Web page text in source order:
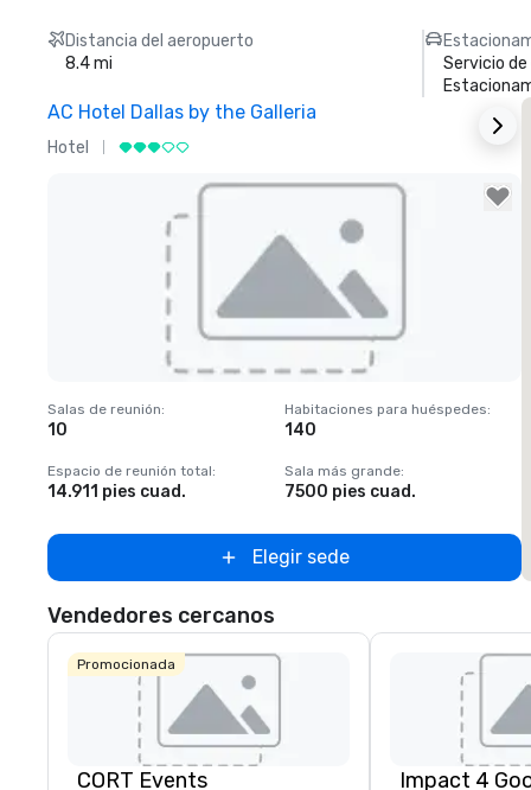
Distancia del aeropuerto
8.4 mi
Servicio
AC Hotel Dallas by the Galleria
Hotel
Removed from favorites
Salas de reunión:
10
Habitaciones para huéspedes:
140
Espacio de reunión total:
14.911 pies cuad.
Sala más grande:
7500 pies cuad.
Elegir sede
Vendedores cercanos
Promocionada
CORT Events Impact 4